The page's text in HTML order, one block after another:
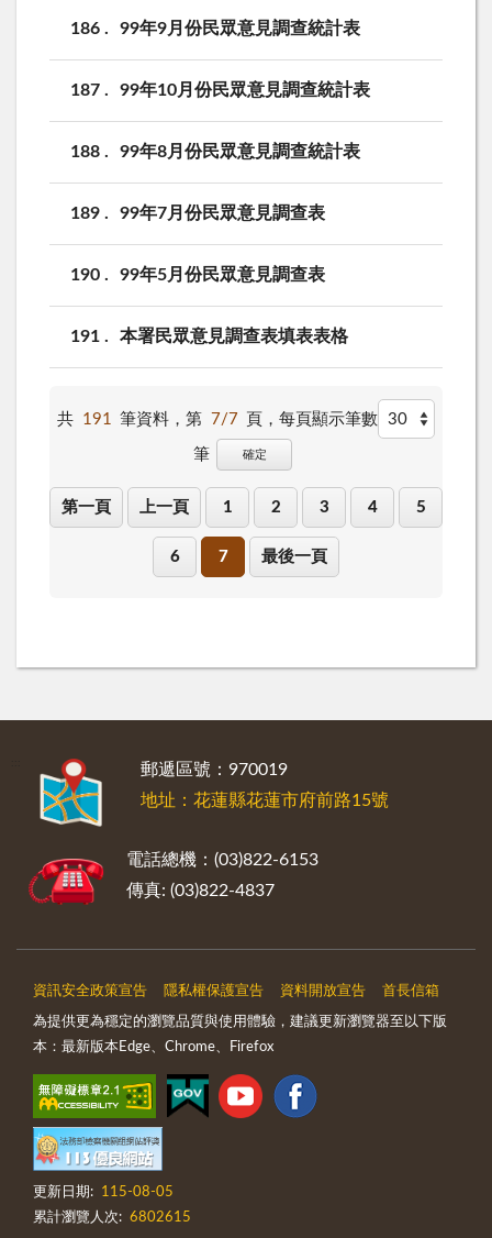
186 99年9月份民眾意見調查統計表
187 99年10月份民眾意見調查統計表
188 99年8月份民眾意見調查統計表
189 99年7月份民眾意見調查表
190 99年5月份民眾意見調查表
191 本署民眾意見調查表填表表格
共 191 筆資料，第 7/7 頁，每頁顯示筆數
筆 確定
第一頁 上一頁 1 2 3 4 5
6 7 最後一頁
郵遞區號：970019
地址：花蓮縣花蓮市府前路15號
電話總機：(03)822-6153
傳真: (03)822-4837
資訊安全政策宣告 隱私權保護宣告 資料開放宣告 首長信箱
為提供更為穩定的瀏覽品質與使用體驗，建議更新瀏覽器至以下版
本：最新版本Edge、Chrome、Firefox
更新日期:
115-08-05
累計瀏覽人次: 6802615